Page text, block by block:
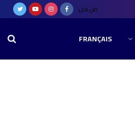
من نحن
FRANÇAIS